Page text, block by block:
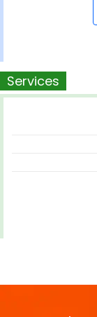
Services